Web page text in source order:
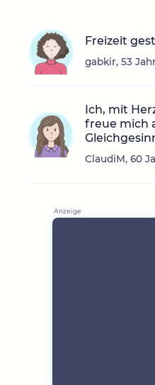
Freizeit
gabkir, 53
Ich, mit
freue mich
ClaudiM, 60